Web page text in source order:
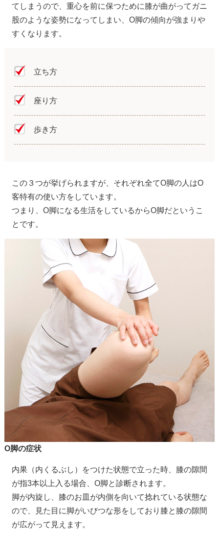
てしまうので、重心を前に保つために膝が曲がってガニ
股のような姿勢になってしまい、O脚の傾向が強まりや
すくなります。
立ち方
座り方
歩き方
この３つが挙げられますが、それぞれ全てO脚の人はO
客特有の使い方をしています。
つまり、O脚になる生活をしているからO脚だというこ
とです。
O脚の症状
内果（内くるぶし）をつけた状態で立った時、膝の隙間
が指3本以上入る場合、O脚と診断されます。
脚が内旋し、膝のお皿が内側を向いて捻れている状態な
ので、見た目に脚がいびつな形をしており膝と膝の隙間
が広がって見えます。